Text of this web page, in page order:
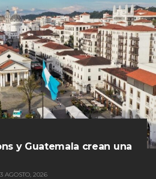
y Guatemala crean una
3 AGOSTO, 2026